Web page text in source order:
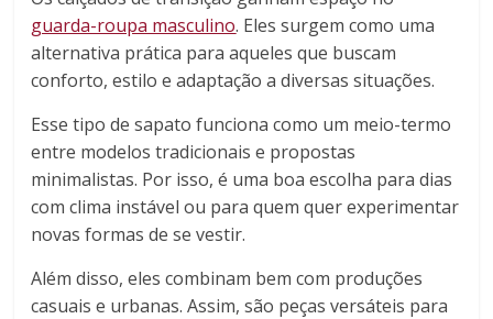
guarda-roupa masculino. Eles surgem como uma
alternativa prática para aqueles que buscam
conforto, estilo e adaptação a diversas situações.
Esse tipo de sapato funciona como um meio-termo
entre modelos tradicionais e propostas
minimalistas. Por isso, é uma boa escolha para dias
com clima instável ou para quem quer experimentar
novas formas de se vestir.
Além disso, eles combinam bem com produções
casuais e urbanas. Assim, são peças versáteis para